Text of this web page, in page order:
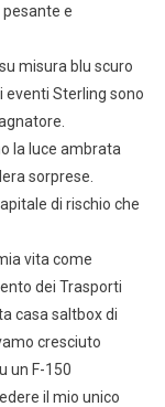
e
misura blu scuro
eventi Sterling sono
la luce ambrata
sorprese.
di rischio che
vita come
dei Trasporti
casa saltbox di
cresciuto
un F-150
il mio unico